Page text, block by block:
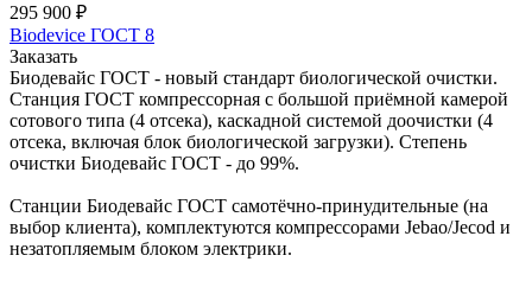
295 900 ₽
Biodevice ГОСТ 8
Заказать
Биодевайс ГОСТ - новый стандарт биологической очистки.
Станция ГОСТ компрессорная с большой приёмной камерой
сотового типа (4 отсека), каскадной системой доочистки (4
отсека, включая блок биологической загрузки). Степень
очистки Биодевайс ГОСТ - до 99%.
Станции Биодевайс ГОСТ самотёчно-принудительные (на
выбор клиента), комплектуются компрессорами Jebao/Jecod и
незатопляемым блоком электрики.